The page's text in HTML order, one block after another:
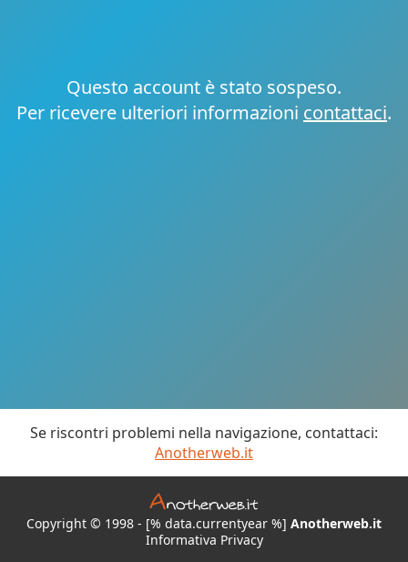
Questo account è stato sospeso.
Per ricevere ulteriori informazioni contattaci.
Se riscontri problemi nella navigazione, contattaci:
Anotherweb.it
Copyright © 1998 - [% data.currentyear %] Anotherweb.it
Informativa Privacy